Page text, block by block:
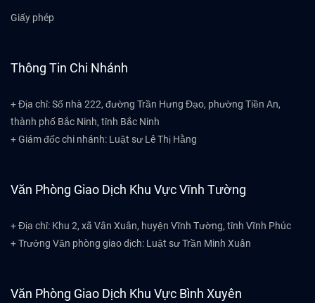
Giấy phép
Thông Tin Chi Nhánh
+ Địa chỉ: Số nhà 222, đường Trần Hưng Đạo, phường Tiền An,
thành phố Bắc Ninh, tỉnh Bắc Ninh
+ Giám đốc chi nhánh: Luật sư Lê Thị Hằng
Văn Phòng Giao Dịch Khu Vực Vĩnh Tường
+ Địa chỉ: Khu 2, xã Vân Xuân, huyện Vĩnh Tường, tỉnh Vĩnh Phúc
+ Trưởng Văn phòng giao dịch: Luật sư Trần Minh Xuân
Văn Phòng Giao Dịch Khu Vực Bình Xuyên